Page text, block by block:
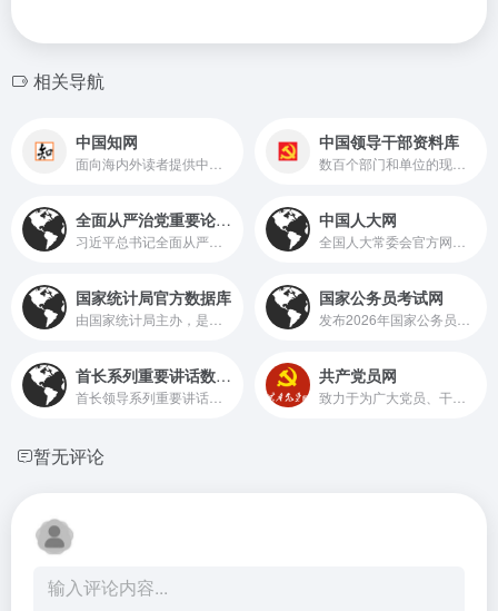
相关导航
中国知网 中国领导干部资料库
全面从严治党重要论述数据库 中国人大网
国家统计局官方数据库 国家公务员考试网
首长系列重要讲话数据库 共产党员网
暂无评论